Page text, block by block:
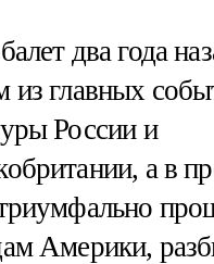
два года
из главных
России и
а в
Америки,